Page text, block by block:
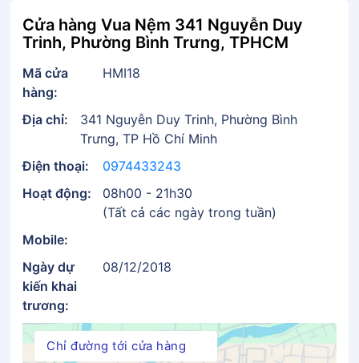
Cửa hàng Vua Nệm 341 Nguyễn Duy
Trinh, Phường Bình Trưng, TPHCM
Mã cửa
hàng:
HMI18
Địa chỉ:
341 Nguyễn Duy Trinh, Phường Bình
Trưng, TP Hồ Chí Minh
Điện thoại:
0974433243
Hoạt động:
08h00 - 21h30
(Tất cả các ngày trong tuần)
Mobile:
Ngày dự
kiến khai
trương:
08/12/2018
Chỉ đường tới cửa hàng